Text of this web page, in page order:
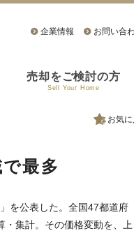
売却をご検討の方
Sell Your Home
企業情報 お問い合
お気に
最多
を公表した。全国47都道府
集計。その価格変動を、上